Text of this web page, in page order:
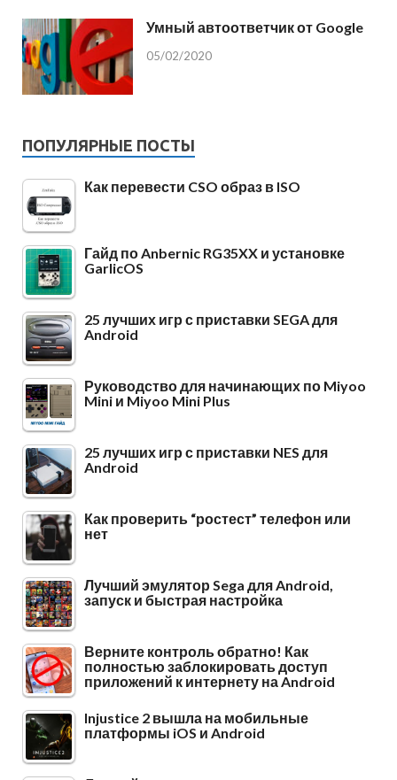
Умный автоответчик от Google
05/02/2020
ПОПУЛЯРНЫЕ ПОСТЫ
Как перевести CSO образ в ISO
Гайд по Anbernic RG35XX и установке
GarlicOS
25 лучших игр с приставки SEGA для
Android
Руководство для начинающих по Miyoo
Mini и Miyoo Mini Plus
25 лучших игр с приставки NES для
Android
Как проверить “ростест” телефон или
нет
Лучший эмулятор Sega для Android,
запуск и быстрая настройка
Верните контроль обратно! Как
полностью заблокировать доступ
приложений к интернету на Android
Injustice 2 вышла на мобильные
платформы iOS и Android